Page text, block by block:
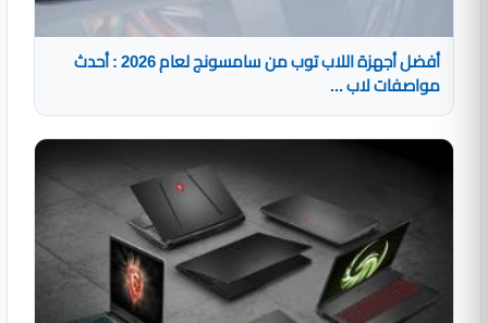
أفضل أجهزة اللاب توب من سامسونج لعام 2026 : أحدث
مواصفات لاب ...